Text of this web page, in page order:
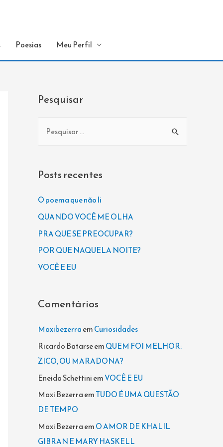
Poesias Meu Perfil
Pesquisar
q
i
s
a
o
:
Posts recentes
O poema que não li
QUANDO VOCÊ ME OLHA
PRA QUE SE PREOCUPAR?
POR QUE NAQUELA NOITE?
VOCÊ E EU
Comentários
MaxibezerraemCuriosidades
Ricardo BatarseemQUEM FOI MELHOR:
ZICO, OU MARADONA?
Eneida SchettiniemVOCÊ E EU
Maxi BezerraemTUDO É UMA QUESTÃO
DE TEMPO
Maxi BezerraemO AMOR DE KHALIL
GIBRAN E MARY HASKELL